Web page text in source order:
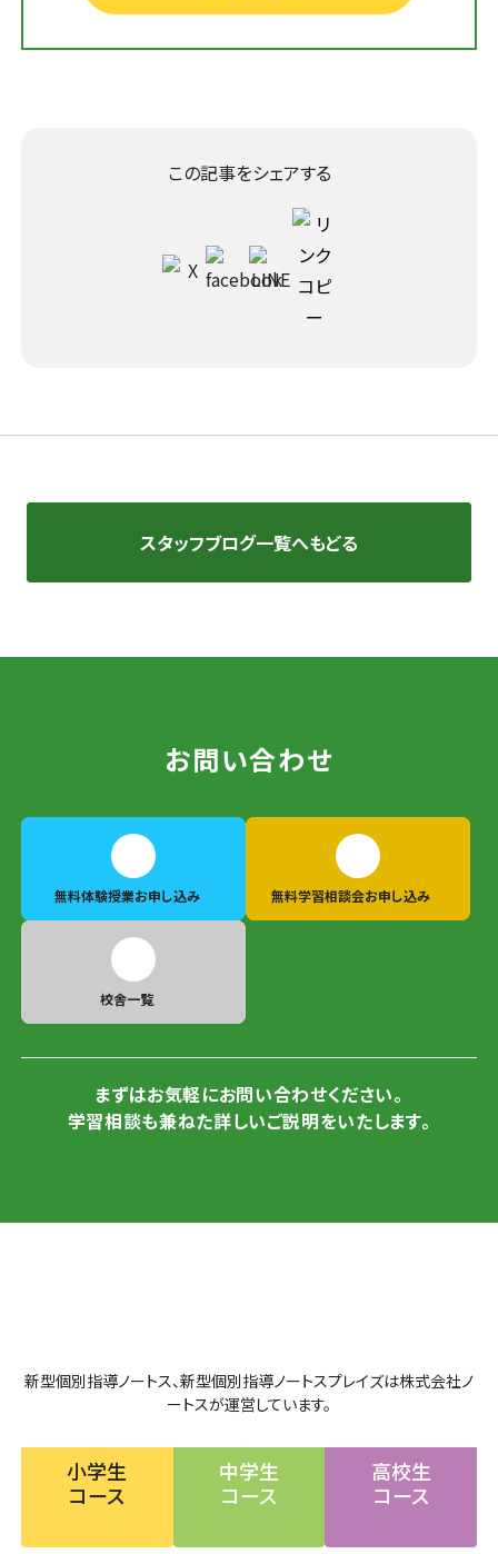
この記事をシェアする
スタッフブログ一覧へもどる
お問い合わせ
無料体験授業お申し込み 無料学習相談会お申し込み
校舎一覧
まずはお気軽にお問い合わせください。
学習相談も兼ねた詳しいご説明をいたします。
新型個別指導ノートス、新型個別指導ノートスプレイズは株式会社ノ
ートスが運営しています。
小学生
コース
中学生
コース
高校生
コース